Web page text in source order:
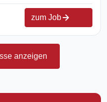
zum Job
anzeigen